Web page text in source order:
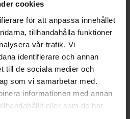
cookies
för att anpassa innehållet
tillhandahålla funktioner
vår trafik. Vi
identifierare och annan
till de sociala medier och
som vi samarbetar med.
informationen med annan
eller som de har